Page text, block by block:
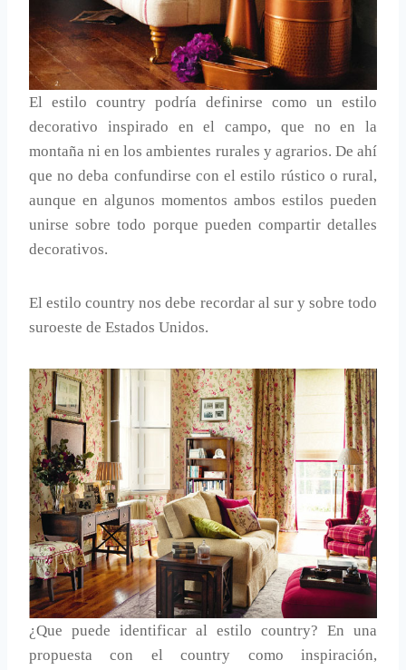
El estilo country podría definirse como un estilo
decorativo inspirado en el campo, que no en la
montaña ni en los ambientes rurales y agrarios. De ahí
que no deba confundirse con el estilo rústico o rural,
aunque en algunos momentos ambos estilos pueden
unirse sobre todo porque pueden compartir detalles
decorativos.
El estilo country nos debe recordar al sur y sobre todo
suroeste de Estados Unidos.
¿Que puede identificar al estilo country? En una
propuesta con el country como inspiración,